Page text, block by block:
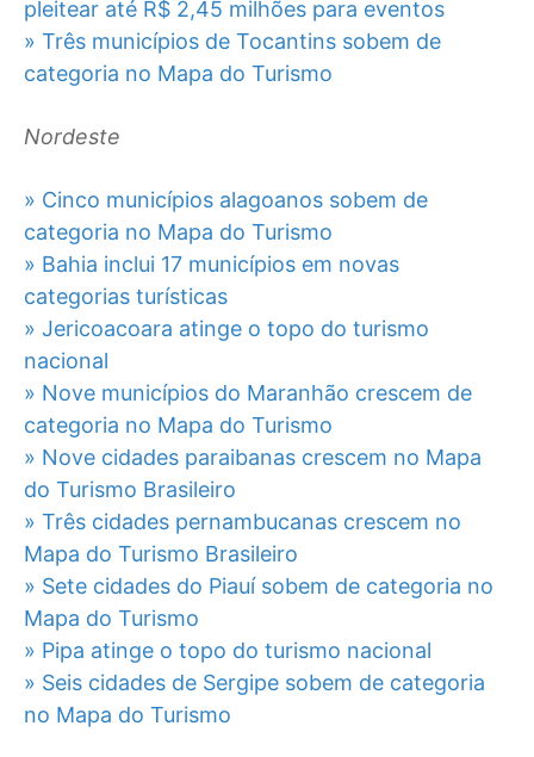
pleitear até R$ 2,45 milhões para eventos
» Três municípios de Tocantins sobem de
categoria no Mapa do Turismo
Nordeste
» Cinco municípios alagoanos sobem de
categoria no Mapa do Turismo
» Bahia inclui 17 municípios em novas
categorias turísticas
» Jericoacoara atinge o topo do turismo
nacional
» Nove municípios do Maranhão crescem de
categoria no Mapa do Turismo
» Nove cidades paraibanas crescem no Mapa
do Turismo Brasileiro
» Três cidades pernambucanas crescem no
Mapa do Turismo Brasileiro
» Sete cidades do Piauí sobem de categoria no
Mapa do Turismo
» Pipa atinge o topo do turismo nacional
» Seis cidades de Sergipe sobem de categoria
no Mapa do Turismo